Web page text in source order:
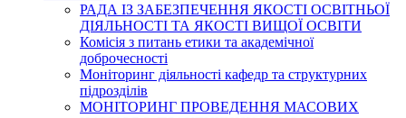
РАДА ІЗ ЗАБЕЗПЕЧЕННЯ ЯКОСТІ ОСВІТНЬОЇ
ДІЯЛЬНОСТІ ТА ЯКОСТІ ВИЩОЇ ОСВІТИ
Комісія з питань етики та академічної
доброчесності
Моніторинг діяльності кафедр та структурних
підрозділів
МОНІТОРИНГ ПРОВЕДЕННЯ МАСОВИХ